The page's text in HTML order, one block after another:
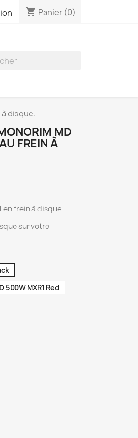
shopping_cart Panier (0)
disque.
MD
FREIN À
en frein à disque
sur votre
500W MXR1 Red